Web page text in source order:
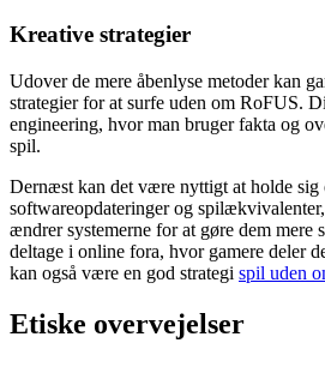
Kreative strategier
Udover de mere åbenlyse metoder kan
strategier for at surfe uden om RoFUS.
engineering, hvor man bruger fakta og
spil.
Dernæst kan det være nyttigt at holde sig
softwareopdateringer og
ændrer systemerne for at gøre dem mere
deltage i online fora, hvor gamere deler
kan også være en god strategi spil uden
Etiske overvejelser